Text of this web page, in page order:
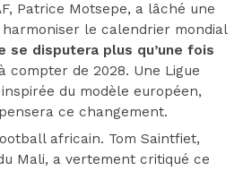
Patrice Motsepe, a lâché une
harmoniser le calendrier mondial
se disputera plus qu’une fois
à compter de 2028. Une Ligue
du modèle européen,
ce changement.
africain. Tom Saintfiet,
Mali, a vertement critiqué ce